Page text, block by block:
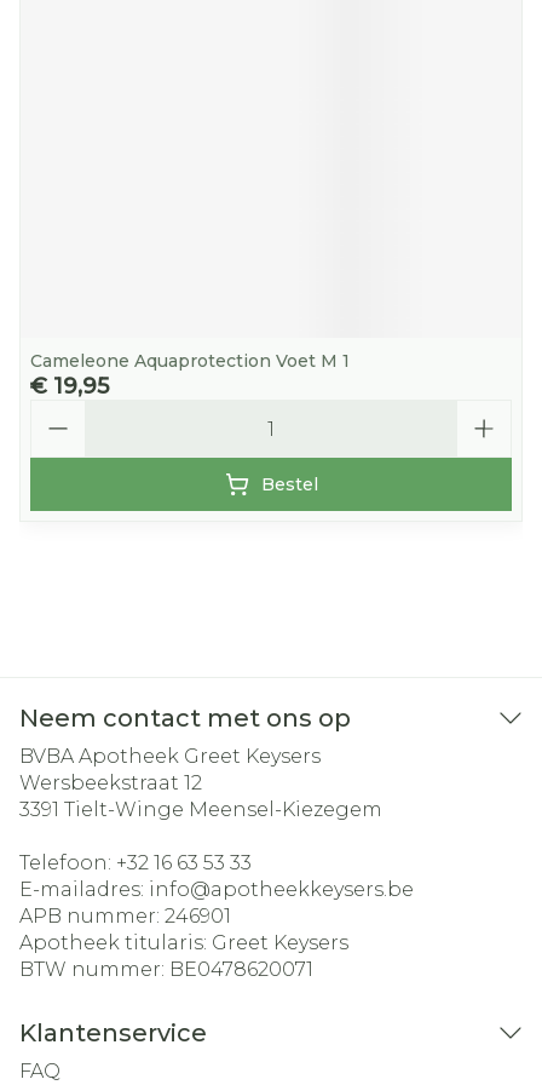
Cameleone Aquaprotection Voet M 1
€ 19,95
Bestel
Neem contact met ons op
BVBA Apotheek Greet Keysers
Wersbeekstraat 12
3391 Tielt-Winge Meensel-Kiezegem
Telefoon: +32 16 63 53 33
E-mailadres: info@apotheekkeysers.be
APB nummer: 246901
Apotheek titularis: Greet Keysers
BTW nummer: BE0478620071
Klantenservice
FAQ